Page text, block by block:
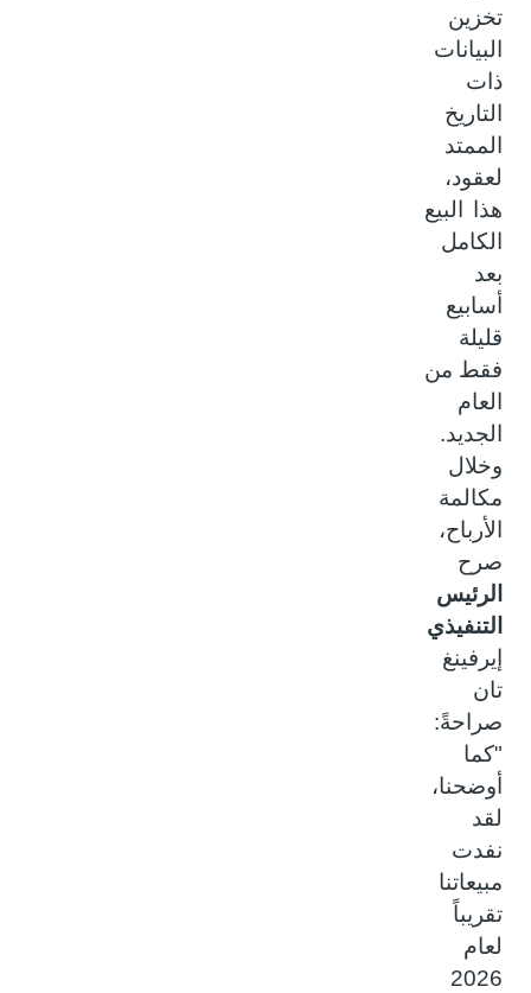
تخزين
البيانات
ذات
التاريخ
الممتد
لعقود،
هذا البيع
الكامل
بعد
أسابيع
قليلة
فقط من
العام
الجديد.
وخلال
مكالمة
الأرباح،
صرح
الرئيس
التنفيذي
إيرفينغ
تان
صراحةً:
"كما
أوضحنا،
لقد
نفدت
مبيعاتنا
تقريباً
لعام
2026